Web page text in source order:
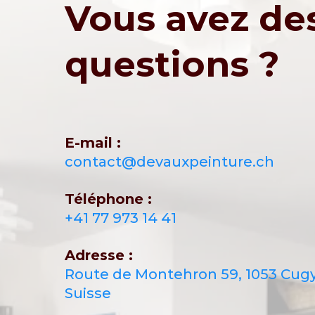
Vous avez
questions ?
E-mail :
contact@devauxpeinture.ch
Téléphone :
+41 77 973 14 41
Adresse :
Route de Montehron 59, 1053
Suisse